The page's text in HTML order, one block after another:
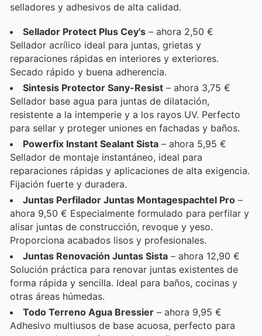
selladores y adhesivos de alta calidad.
Sellador Protect Plus Cey's – ahora 2,50 €
Sellador acrílico ideal para juntas, grietas y
reparaciones rápidas en interiores y exteriores.
Secado rápido y buena adherencia.
Sintesis Protector Sany-Resist – ahora 3,75 €
Sellador base agua para juntas de dilatación,
resistente a la intemperie y a los rayos UV. Perfecto
para sellar y proteger uniones en fachadas y baños.
Powerfix Instant Sealant Sista – ahora 5,95 €
Sellador de montaje instantáneo, ideal para
reparaciones rápidas y aplicaciones de alta exigencia.
Fijación fuerte y duradera.
Juntas Perfilador Juntas Montagespachtel Pro –
ahora 9,50 € Especialmente formulado para perfilar y
alisar juntas de construcción, revoque y yeso.
Proporciona acabados lisos y profesionales.
Juntas Renovación Juntas Sista – ahora 12,90 €
Solución práctica para renovar juntas existentes de
forma rápida y sencilla. Ideal para baños, cocinas y
otras áreas húmedas.
Todo Terreno Agua Bressier – ahora 9,95 €
Adhesivo multiusos de base acuosa, perfecto para